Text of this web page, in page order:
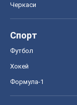
Черкаси
Спорт
Футбол
Хокей
Формула-1